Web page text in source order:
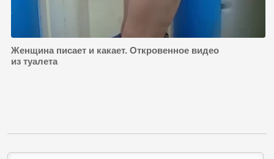
Женщина писает и какает. Откровенное видео
из туалета